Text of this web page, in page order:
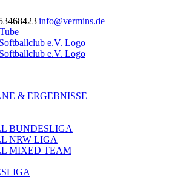
|info@vermins.de
& ERGEBNISSE
BUNDESLIGA
NRW LIGA
MIXED TEAM